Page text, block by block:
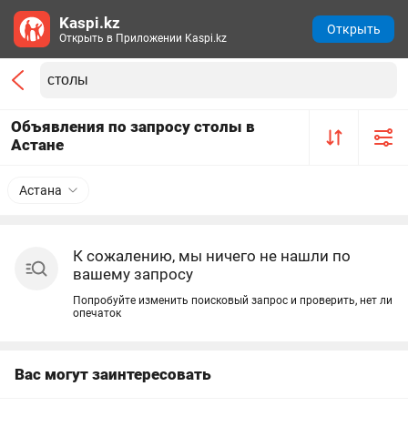
Объявления по запросу столы в
Астане
Астана
К сожалению, мы ничего не нашли по
вашему запросу
Попробуйте изменить поисковый запрос и проверить, нет ли
опечаток
Вас могут заинтересовать
Kaspi.kz
Открыть в Приложении Kaspi.kz
Открыть